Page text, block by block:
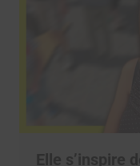
Elle s’inspire